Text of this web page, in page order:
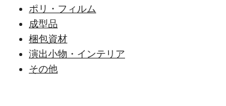
ポリ・フィルム
成型品
梱包資材
演出小物・インテリア
その他